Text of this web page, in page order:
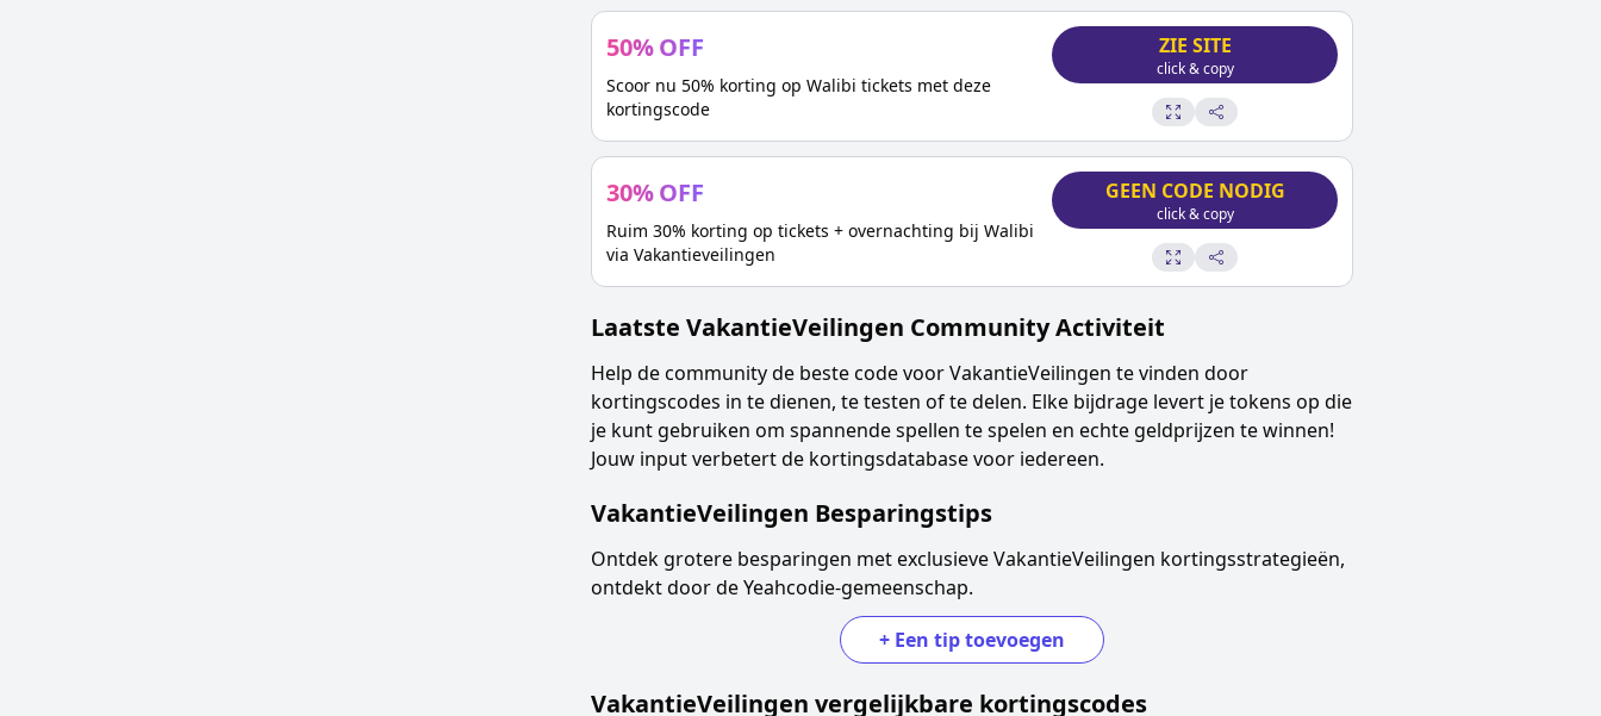
50%OFF
Scoor nu 50% korting op Walibi tickets met deze
kortingscode
ZIE SITE
click & copy
30%OFF
Ruim 30% korting op tickets + overnachting bij Walibi
via Vakantieveilingen
GEEN CODE NODIG
click & copy
Laatste VakantieVeilingen Community Activiteit
Help de community de beste code voorVakantieVeilingen te vinden door
kortingscodes in te dienen, te testen of te delen. Elke bijdrage levert je tokens op die
je kunt gebruiken om spannende spellen te spelen en echte geldprijzen te winnen!
Jouw input verbetert de kortingsdatabase voor iedereen.
VakantieVeilingen Besparingstips
Ontdek grotere besparingen met exclusieveVakantieVeilingen kortingsstrategieën,
ontdekt door de Yeahcodie-gemeenschap.
+ Een tip toevoegen
VakantieVeilingen vergelijkbare kortingscodes